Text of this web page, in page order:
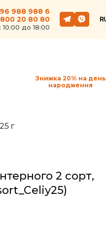
988 988 6
20 80 80
до 18:00
Знижка 20% на день
народження
г
2 сорт,